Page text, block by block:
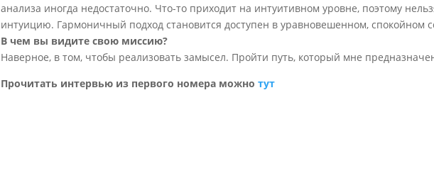
анализа иногда недостаточно. Что-то приходит на интуитивном уровне, поэтому
интуицию. Гармоничный подход становится доступен в уравновешенном, спокойном
В чем вы видите свою миссию?
Наверное, в том, чтобы реализовать замысел. Пройти путь, который мне
Прочитать интервью из первого номера можно тут